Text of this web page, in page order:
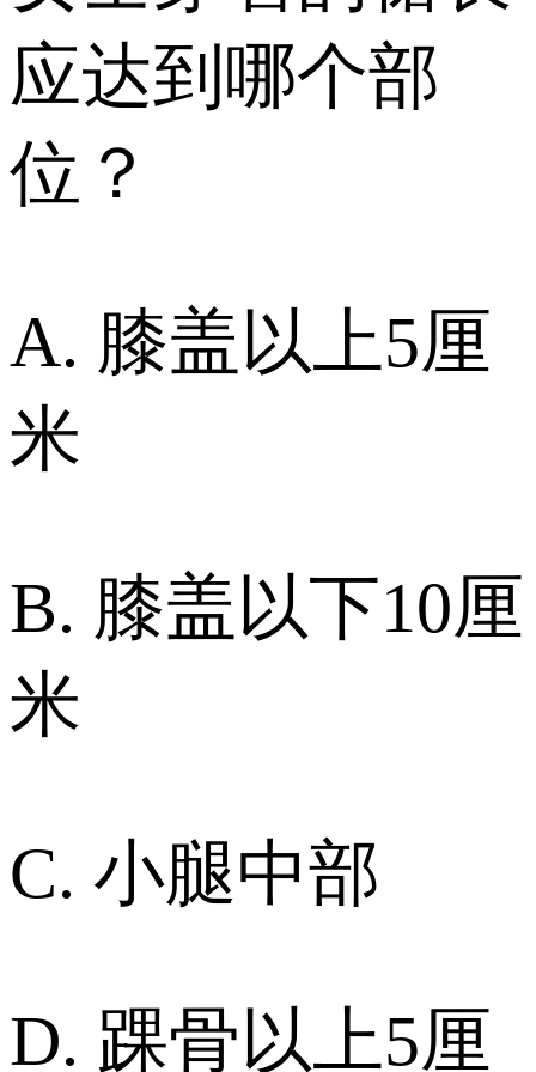
应达到哪个部
位？
A. 膝盖以上5厘
米
B. 膝盖以下10厘
米
C. 小腿中部
D. 踝骨以上5厘